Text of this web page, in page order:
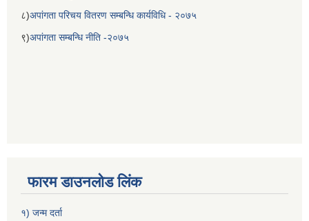
८)अपांगता परिचय वितरण सम्बन्धि कार्यविधि - २०७५
९)अपांगता सम्बन्धि नीति -२०७५
फारम डाउनलोड लिंक
१) जन्म दर्ता